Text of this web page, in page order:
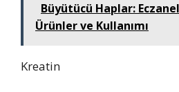
Büyütücü Haplar:
Ürünler ve Kullanımı
Kreatin